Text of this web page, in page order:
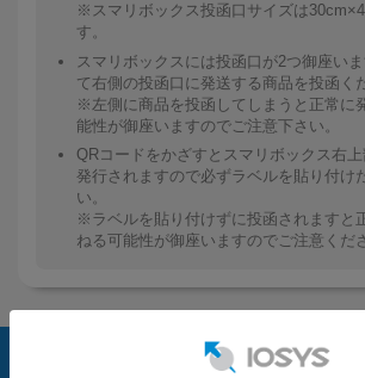
※スマリボックス投函口サイズは
す。
スマリボックスには投函口が2つ御座い
て右側の投函口に発送する商品を投函く
※左側に商品を投函してしまうと正常に
能性が御座いますのでご注意下さい。
QRコードをかざすとスマリボックス右
発行されますので必ずラベルを貼り付け
い。
※ラベルを貼り付けずに投函されますと
ねる可能性が御座いますのでご注意くだ